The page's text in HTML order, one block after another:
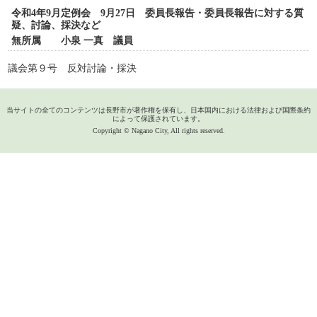
令和4年9月定例会 9月27日 委員長報告・委員長報告に対する質
疑、討論、採決など
無所属 小泉 一真 議員
議会第９号 反対討論・採決
当サイトの全てのコンテンツは長野市が著作権を保有し、日本国内における法律および国際条約
によって保護されています。
Copyright © Nagano City, All rights reserved.